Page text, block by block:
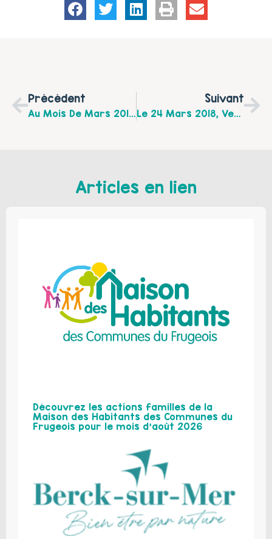
Précédent
Au Mois De Mars 2018, La Brouette Bleue Propose Différentes Activités Pour Toute La Famille
Suivant
Le 24 Mars 2018, Venez Fabriquer Votre Jeu De 7 Familles À La Communauté De Communes De Lumbres
Articles en lien
Découvrez les actions familles de la
Maison des Habitants des Communes du
Frugeois pour le mois d’août 2026